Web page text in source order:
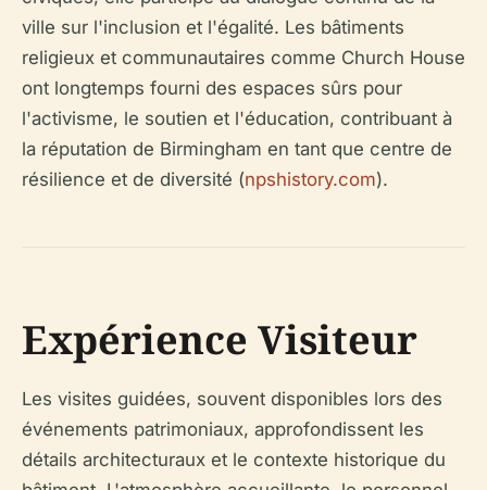
ville sur l'inclusion et l'égalité. Les bâtiments
religieux et communautaires comme Church House
ont longtemps fourni des espaces sûrs pour
l'activisme, le soutien et l'éducation, contribuant à
la réputation de Birmingham en tant que centre de
résilience et de diversité (npshistory.com).
Expérience Visiteur
Les visites guidées, souvent disponibles lors des
événements patrimoniaux, approfondissent les
détails architecturaux et le contexte historique du